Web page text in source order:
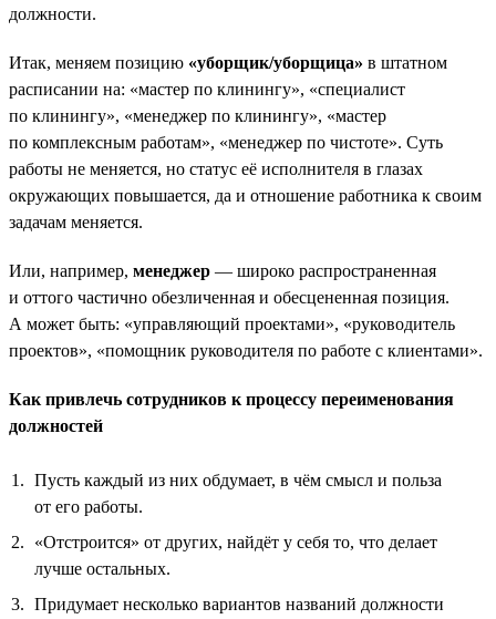
должности.
Итак, меняем позицию «уборщик/уборщица» в штатном
расписании на: «мастер по клинингу», «специалист
по клинингу», «менеджер по клинингу», «мастер
по комплексным работам», «менеджер по чистоте». Суть
работы не меняется, но статус её исполнителя в глазах
окружающих повышается, да и отношение работника к своим
задачам меняется.
Или, например, менеджер — широко распространенная
и оттого частично обезличенная и обесцененная позиция.
А может быть: «управляющий проектами», «руководитель
проектов», «помощник руководителя по работе с клиентами».
Как привлечь сотрудников к процессу переименования
должностей
Пусть каждый из них обдумает, в чём смысл и польза
от его работы.
«Отстроится» от других, найдёт у себя то, что делает
лучше остальных.
Придумает несколько вариантов названий должности